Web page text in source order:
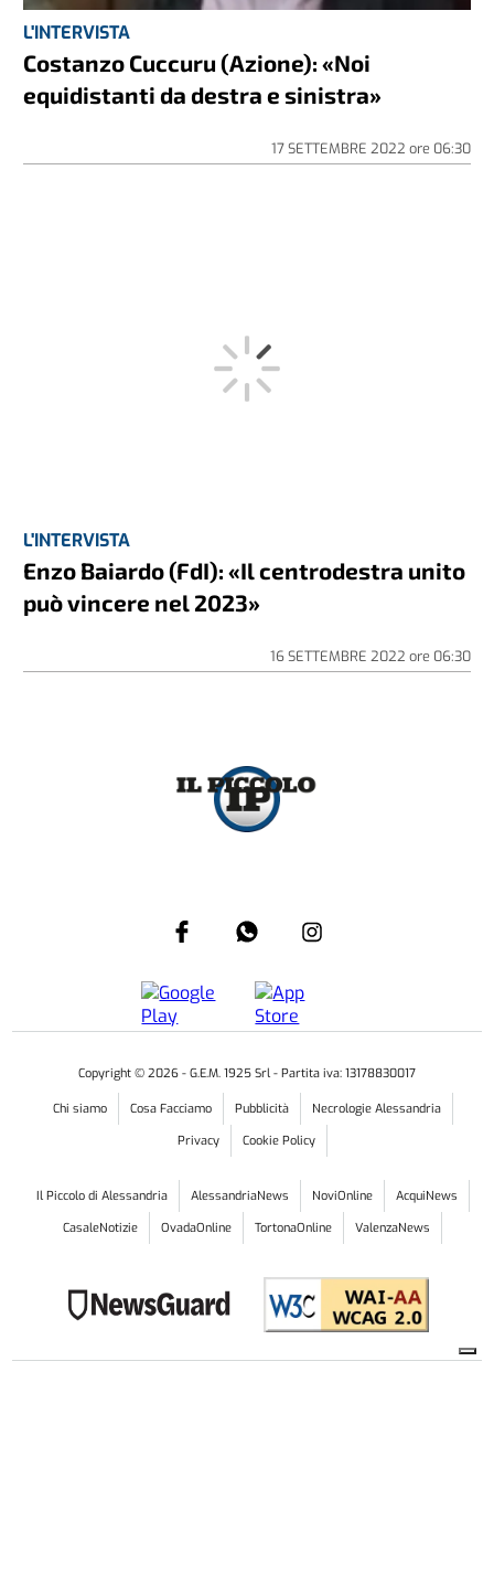
L'INTERVISTA
Costanzo Cuccuru (Azione): «Noi
equidistanti da destra e sinistra»
17 SETTEMBRE 2022 ore 06:30
L'INTERVISTA
Enzo Baiardo (FdI): «Il centrodestra unito
può vincere nel 2023»
16 SETTEMBRE 2022 ore 06:30
Copyright © 2026 - G.E.M. 1925 Srl - Partita iva: 13178830017
Chi siamo Cosa Facciamo Pubblicità
Necrologie Alessandria
Privacy
Cookie Policy
Il Piccolo di Alessandria AlessandriaNews NoviOnline
AcquiNews
CasaleNotizie
OvadaOnline TortonaOnline ValenzaNews